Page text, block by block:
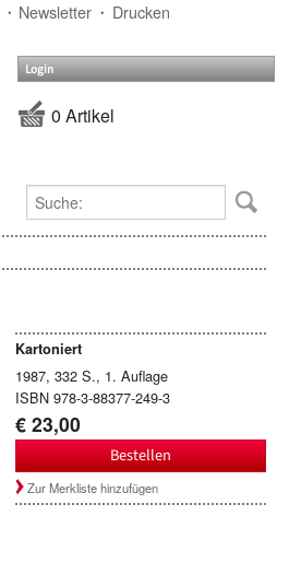
Newsletter Drucken
Login
0 Artikel
Kartoniert
1987, 332 S., 1. Auflage
ISBN 978-3-88377-249-3
€ 23,00
Bestellen
Zur Merkliste hinzufügen